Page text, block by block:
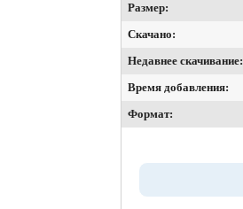
Размер:
Скачано:
Недавнее скачивание:
Время добавления:
Формат: